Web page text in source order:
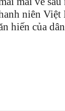
niên
hiến của